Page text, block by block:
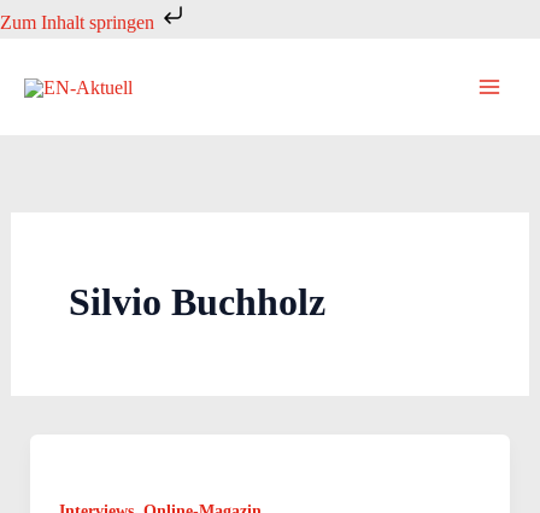
Zum Inhalt springen
Zum
springen
Silvio Buchholz